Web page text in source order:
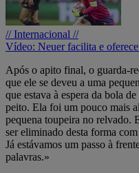
// Internacional //
Vídeo: Neuer facilita e oferece
Após o apito final, o guarda-
que ele se deveu a uma
que estava à espera da bola
peito. Ela foi um pouco mais
pequena toupeira no relvado.
ser eliminado desta forma
Já estávamos um passo à
palavras.»